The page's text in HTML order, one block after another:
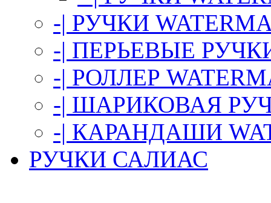
-| РУЧКИ
-| ПЕРЬЕВЫЕ
-| РОЛЛЕР
-| ШАРИКОВАЯ
-| КАРАНДАШИ
РУЧКИ САЛИАС